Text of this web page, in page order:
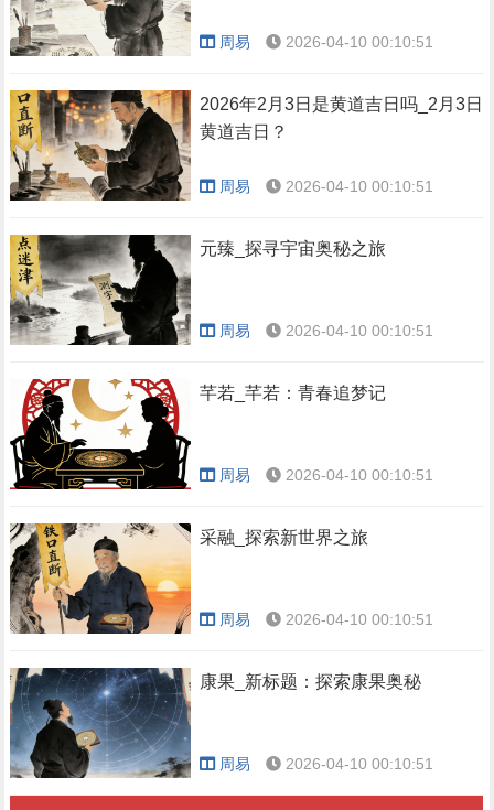
周易 2026-04-10 00:10:51
2026年2月3日是黄道吉日吗_2月3日
黄道吉日？
周易 2026-04-10 00:10:51
元臻_探寻宇宙奥秘之旅
周易 2026-04-10 00:10:51
芊若_芊若：青春追梦记
周易 2026-04-10 00:10:51
采融_探索新世界之旅
周易 2026-04-10 00:10:51
康果_新标题：探索康果奥秘
周易 2026-04-10 00:10:51